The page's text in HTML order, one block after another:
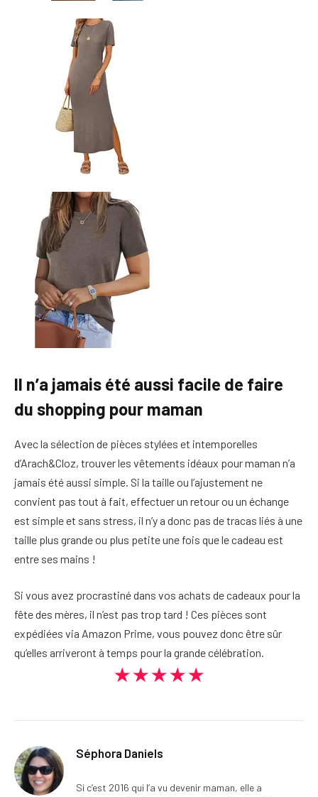
Il n’a jamais été aussi facile de faire
du shopping pour maman
Avec la sélection de pièces stylées et intemporelles
d’Arach&Cloz, trouver les vêtements idéaux pour maman n’a
jamais été aussi simple. Si la taille ou l’ajustement ne
convient pas tout à fait, effectuer un retour ou un échange
est simple et sans stress, il n’y a donc pas de tracas liés à une
taille plus grande ou plus petite une fois que le cadeau est
entre ses mains !
Si vous avez procrastiné dans vos achats de cadeaux pour la
fête des mères, il n’est pas trop tard ! Ces pièces sont
expédiées via Amazon Prime, vous pouvez donc être sûr
qu’elles arriveront à temps pour la grande célébration.
★★★★★
Séphora Daniels
Si c’est 2016 qui l’a vu devenir maman, elle a